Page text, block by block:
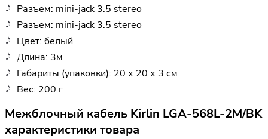
Разъем: mini-jack 3.5 stereo
Разъем: mini-jack 3.5 stereo
Цвет: белый
Длина: 3м
Габариты (упаковки): 20 х 20 х 3 см
Вес: 200 г
Межблочный кабель Kirlin LGA-568L-2M/BK
характеристики товара